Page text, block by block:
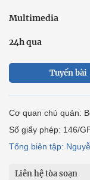
Multimedia
24h qua
Tuyến bài
Cơ quan chủ quản:
Số giấy phép: 146/
Tổng biên tập:
Liên hệ tòa soạn